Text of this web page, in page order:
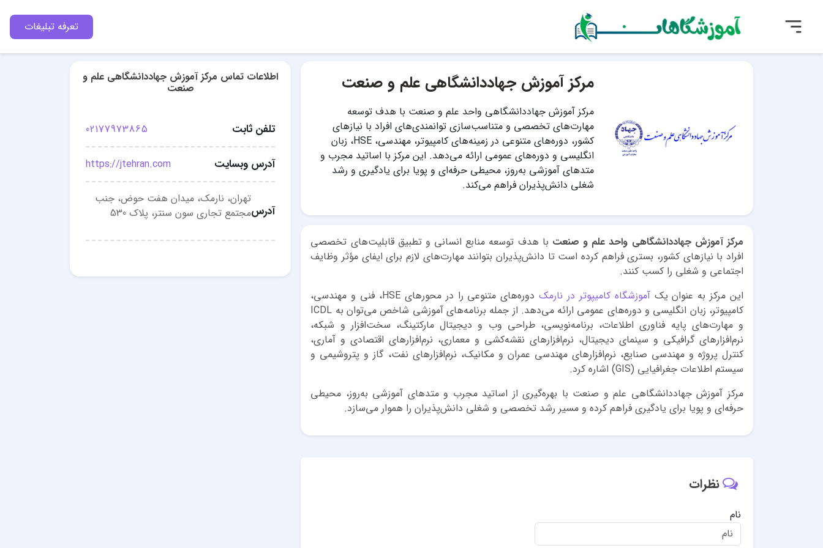
تعرفه تبلیغات
مرکز آموزش جهاددانشگاهی علم و صنعت
مرکز آموزش جهاددانشگاهی واحد علم و صنعت با هدف توسعه
مهارت‌های تخصصی و متناسب‌سازی توانمندی‌های افراد با نیازهای
کشور، دوره‌های متنوعی در زمینه‌های کامپیوتر، مهندسی، HSE، زبان
انگلیسی و دوره‌های عمومی ارائه می‌دهد. این مرکز با اساتید مجرب و
متدهای آموزشی به‌روز، محیطی حرفه‌ای و پویا برای یادگیری و رشد
شغلی دانش‌پذیران فراهم می‌کند.
مرکز آموزش جهاددانشگاهی واحد علم و صنعت با هدف توسعه منابع انسانی و تطبیق قابلیت‌های تخصصی
افراد با نیازهای کشور، بستری فراهم کرده است تا دانش‌پذیران بتوانند مهارت‌های لازم برای ایفای مؤثر وظایف
اجتماعی و شغلی را کسب کنند.
این مرکز به عنوان یکآموزشگاه کامیپوتر در نارمک
دوره‌های متنوعی را در محورهای HSE، فنی و مهندسی،
کامپیوتر، زبان انگلیسی و دوره‌های عمومی ارائه می‌دهد. از جمله برنامه‌های آموزشی شاخص می‌توان به ICDL
و مهارت‌های پایه فناوری اطلاعات، برنامه‌نویسی، طراحی وب و دیجیتال مارکتینگ، سخت‌افزار و شبکه،
نرم‌افزارهای گرافیکی و سینمای دیجیتال، نرم‌افزارهای نقشه‌کشی و معماری، نرم‌افزارهای اقتصادی و آماری،
کنترل پروژه و مهندسی صنایع، نرم‌افزارهای مهندسی عمران و مکانیک، نرم‌افزارهای نفت، گاز و پتروشیمی و
سیستم اطلاعات جغرافیایی (GIS) اشاره کرد.
مرکز آموزش جهاددانشگاهی علم و صنعت با بهره‌گیری از اساتید مجرب و متدهای آموزشی به‌روز، محیطی
حرفه‌ای و پویا برای یادگیری فراهم کرده و مسیر رشد تخصصی و شغلی دانش‌پذیران را هموار می‌سازد.
نظرات
نام
اطلاعات تماس مرکز آموزش جهاددانشگاهی علم و
صنعت
تلفن ثابت 02177973865
آدرس وبسایت https://jtehran.com
آدرس
تهران، نارمک، میدان هفت حوض، جنب
مجتمع تجاری سون سنتر، پلاک 530